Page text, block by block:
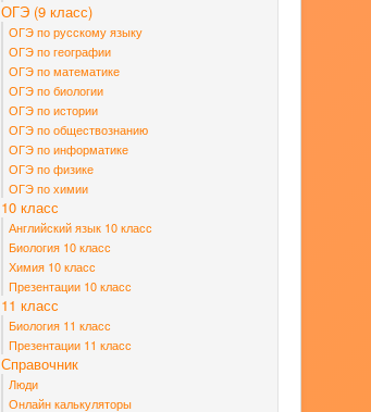
ОГЭ (9 класс)
ОГЭ по русскому языку
ОГЭ по географии
ОГЭ по математике
ОГЭ по биологии
ОГЭ по истории
ОГЭ по обществознанию
ОГЭ по информатике
ОГЭ по физике
ОГЭ по химии
10 класс
Английский язык 10 класс
Биология 10 класс
Химия 10 класс
Презентации 10 класс
11 класс
Биология 11 класс
Презентации 11 класс
Справочник
Люди
Онлайн калькуляторы